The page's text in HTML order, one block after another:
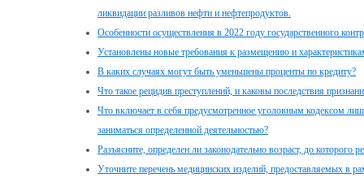
ликвидации разливов нефти и нефтепродуктов.
Особенности осуществления в 2022 году государственного
Установлены новые требования к размещению и
В каких случаях могут быть уменьшены проценты по кредиту?
Что такое рецидив преступлений, и каковы последствия
Что включает в себя предусмотренное уголовным кодексом
заниматься определенной деятельностью?
Разъясните, определен ли законодательно возраст, до которого
Уточните перечень медицинских изделий, предоставляемых в